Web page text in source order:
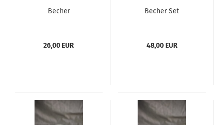
Becher
26,00 EUR
Becher Set
48,00 EUR